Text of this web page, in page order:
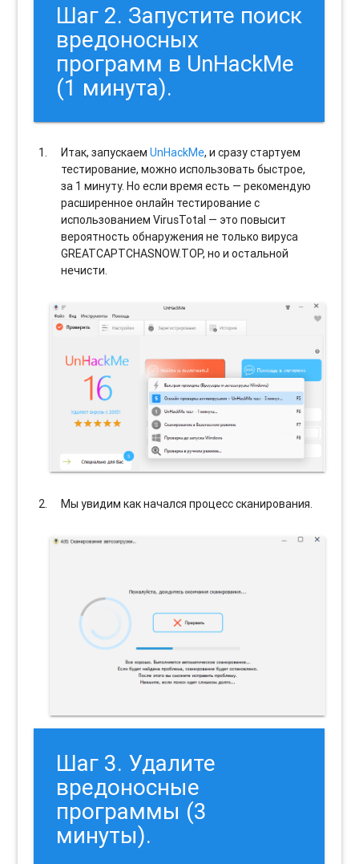
Шаг 2. Запустите поиск
вредоносных
программ в UnHackMe
(1 минута).
Итак, запускаемUnHackMe, и сразу стартуем
тестирование, можно использовать быстрое,
за 1 минуту. Но если время есть — рекомендую
расширенное онлайн тестирование с
использованием VirusTotal — это повысит
вероятность обнаружения не только вируса
GREATCAPTCHASNOW.TOP, но и остальной
нечисти.
Мы увидим как начался процесс сканирования.
Шаг 3. Удалите
вредоносные
программы (3
минуты).